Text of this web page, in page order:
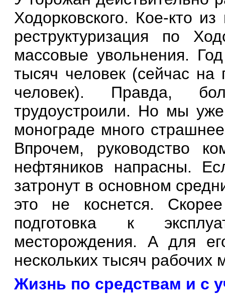
Ходорковского. Кое-кто
реструктуризация по
массовые увольнения.
тысяч человек (сейчас на
человек). Правда,
трудоустроили. Но мы
монограде много
Впрочем, руководство
нефтяников напрасны.
затронут в основном
это не коснется.
подготовка к
месторождения. А для
нескольких тысяч рабочих
Жизнь по средствам и с